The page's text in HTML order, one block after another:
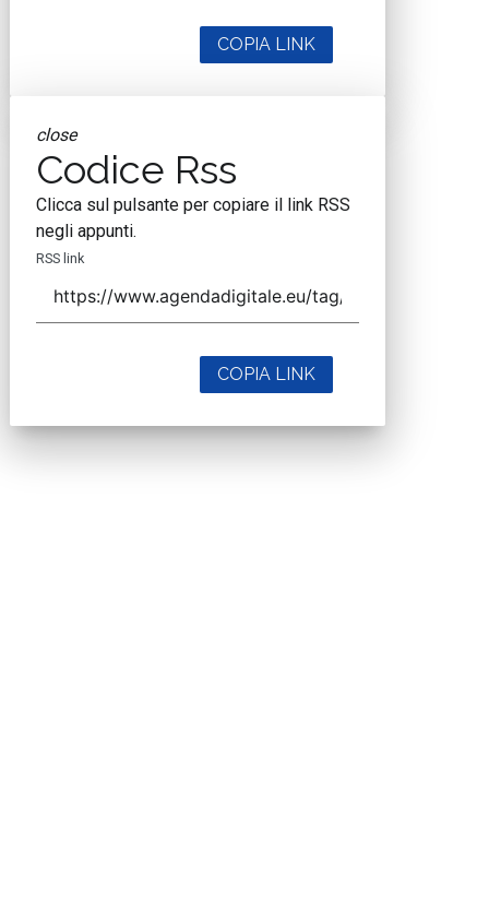
COPIA LINK
close
Codice Rss
Clicca sul pulsante per copiare il link RSS
negli appunti.
RSS link
COPIA LINK